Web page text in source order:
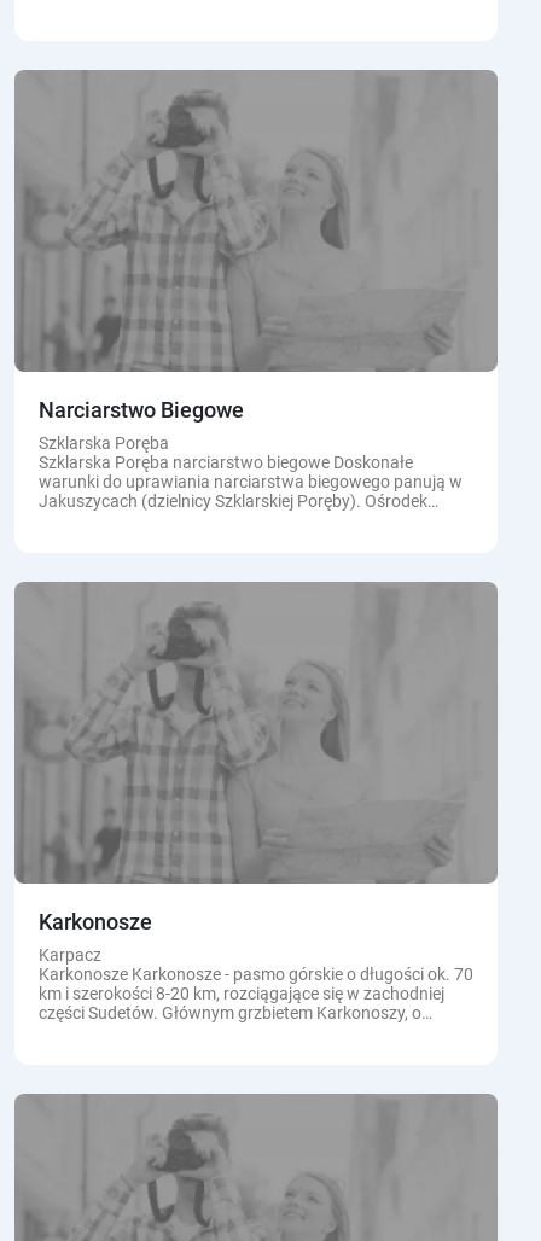
Narciarstwo Biegowe
Szklarska Poręba
Szklarska Poręba narciarstwo biegowe Doskonałe
warunki do uprawiania narciarstwa biegowego panują w
Jakuszycach (dzielnicy Szklarskiej Poręby). Ośrodek
Karkonosze
Karpacz
Karkonosze Karkonosze - pasmo górskie o długości ok. 70
km i szerokości 8-20 km, rozciągające się w zachodniej
części Sudetów. Głównym grzbietem Karkonoszy, o